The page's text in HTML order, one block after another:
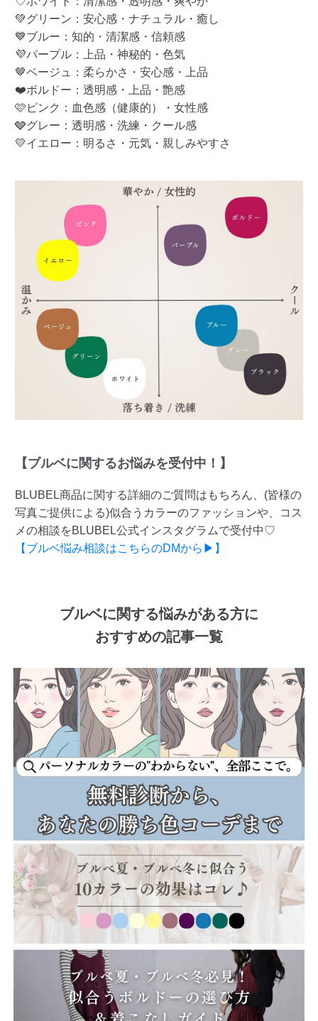
💚グリーン：安心感・ナチュラル・癒し
💙ブルー：知的・清潔感・信頼感
💜パープル：上品・神秘的・色気
🤎ベージュ：柔らかさ・安心感・上品
❤️ボルドー：透明感・上品・艶感
🩷ピンク：血色感（健康的）・女性感
🩶グレー：透明感・洗練・クール感
💛イエロー：明るさ・元気・親しみやすさ
【ブルベに関するお悩みを受付中！】
BLUBEL商品に関する詳細のご質問はもちろん、(皆様の
写真ご提供による)似合うカラーのファッションや、コス
メの相談をBLUBEL公式インスタグラムで受付中♡
【ブルベ悩み相談はこちらのDMから▶】
ブルベに関する悩みがある方に
おすすめの記事一覧